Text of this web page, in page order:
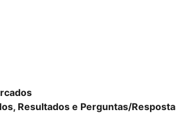
Resultados e Perguntas/